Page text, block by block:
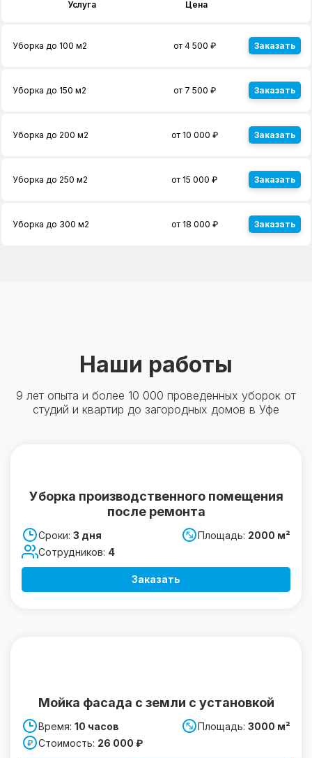
Услуга Цена
Уборка до 100 м2 от 4 500 ₽ Заказать
Уборка до 150 м2 от 7 500 ₽ Заказать
Уборка до 200 м2 от 10 000 ₽ Заказать
Уборка до 250 м2 от 15 000 ₽ Заказать
Уборка до 300 м2 от 18 000 ₽ Заказать
Наши работы
9 лет опыта и более 10 000 проведенных уборок от
студий и квартир до загородных домов в Уфе
Уборка производственного помещения
после ремонта
Сроки: 3 дня Площадь: 2000 м²
Сотрудников: 4
Заказать
Мойка фасада с земли с установкой
Время: 10 часов Площадь: 3000 м²
Стоимость: 26 000 ₽